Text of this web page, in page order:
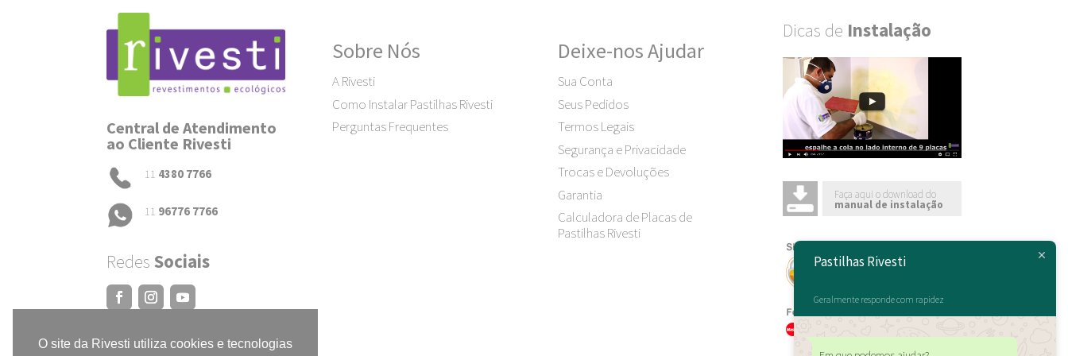
Central de Atendimento
ao Cliente Rivesti
11 4380 7766
11 96776 7766
RedesSociais
Sobre Nós
A Rivesti
Como Instalar Pastilhas Rivesti
Perguntas Frequentes
Deixe-nos Ajudar
Sua Conta
Seus Pedidos
Termos Legais
Segurança e Privacidade
Trocas e Devoluções
Garantia
Calculadora de Placas de
Pastilhas Rivesti
Dicas de Instalação
Faça aqui o download do
manual de instalação
Pastilhas Rivesti
Geralmente responde com rapidez
O site da Rivesti utiliza cookies e tecnologias